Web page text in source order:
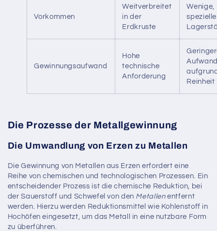
Vorkommen
Weitverbreitet
in der
Erdkruste
Wenige,
spezielle
Gewinnungsaufwand
Hohe
technische
Anforderung
Reinheit
Die Prozesse der Metallgewinnung
Die Umwandlung von Erzen zu Metallen
Die Gewinnung von Metallen aus Erzen erfordert eine
Reihe von chemischen und technologischen Prozessen. Ein
entscheidender Prozess ist die chemische Reduktion, bei
der Sauerstoff und Schwefel von den Metallenentfernt
werden. Hierzu werden Reduktionsmittel wie Kohlenstoff in
Hochöfen eingesetzt, um das Metall in eine nutzbare Form
zu überführen.